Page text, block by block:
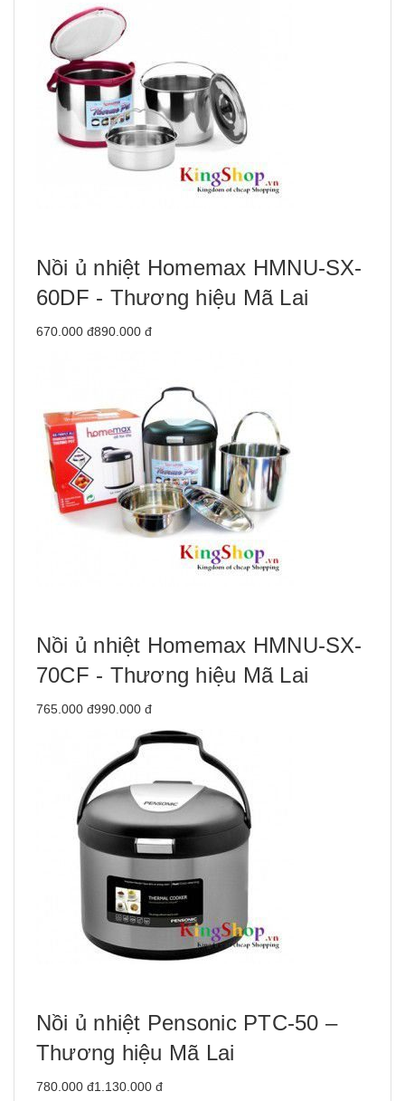
Nồi ủ nhiệt Homemax HMNU-SX-
60DF - Thương hiệu Mã Lai
670.000 đ890.000 đ
Nồi ủ nhiệt Homemax HMNU-SX-
70CF - Thương hiệu Mã Lai
765.000 đ990.000 đ
Nồi ủ nhiệt Pensonic PTC-50 –
Thương hiệu Mã Lai
780.000 đ1.130.000 đ